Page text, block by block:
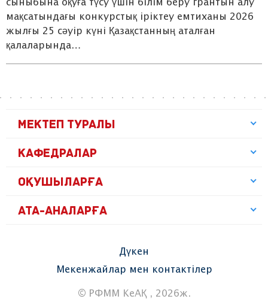
сыныбына оқуға түсу үшін білім беру грантын алу
мақсатындағы конкурстық іріктеу емтиханы 2026
жылғы 25 сәуір күні Қазақстанның аталған
қалаларында…
МЕКТЕП ТУРАЛЫ
КАФЕДРАЛАР
ОҚУШЫЛАРҒА
АТА-АНАЛАРҒА
Дүкен
Мекенжайлар мен контактілер
© РФММ КеАҚ , 2026ж.